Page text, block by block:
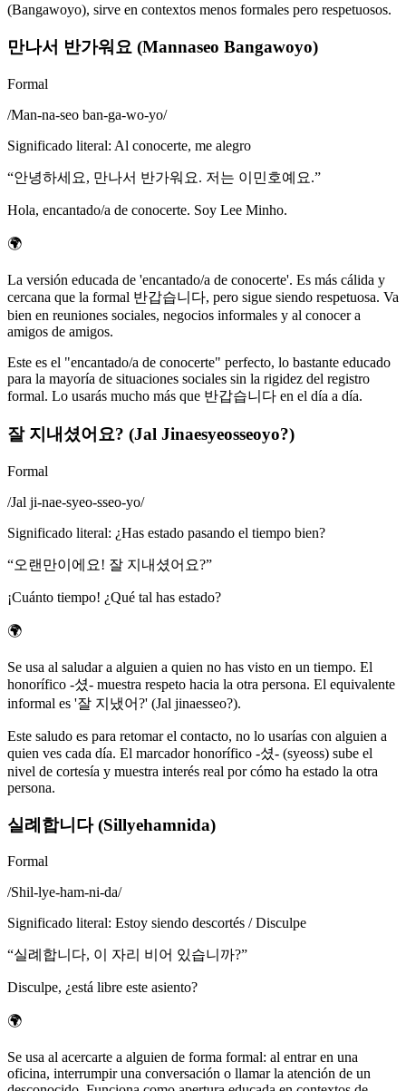
(Bangawoyo), sirve en contextos menos formales pero respetuosos.
만나서 반가워요 (Mannaseo Bangawoyo)
Formal
/Man-na-seo ban-ga-wo-yo/
Significado literal: Al conocerte, me alegro
“안녕하세요, 만나서 반가워요. 저는 이민호예요.”
Hola, encantado/a de conocerte. Soy Lee Minho.
🌍
La versión educada de 'encantado/a de conocerte'. Es más cálida y
cercana que la formal 반갑습니다, pero sigue siendo respetuosa. Va
bien en reuniones sociales, negocios informales y al conocer a
amigos de amigos.
Este es el "encantado/a de conocerte" perfecto, lo bastante educado
para la mayoría de situaciones sociales sin la rigidez del registro
formal. Lo usarás mucho más que 반갑습니다 en el día a día.
잘 지내셨어요? (Jal Jinaesyeosseoyo?)
Formal
/Jal ji-nae-syeo-sseo-yo/
Significado literal: ¿Has estado pasando el tiempo bien?
“오랜만이에요! 잘 지내셨어요?”
¡Cuánto tiempo! ¿Qué tal has estado?
🌍
Se usa al saludar a alguien a quien no has visto en un tiempo. El
honorífico -셨- muestra respeto hacia la otra persona. El equivalente
informal es '잘 지냈어?' (Jal jinaesseo?).
Este saludo es para retomar el contacto, no lo usarías con alguien a
quien ves cada día. El marcador honorífico -셨- (syeoss) sube el
nivel de cortesía y muestra interés real por cómo ha estado la otra
persona.
실례합니다 (Sillyehamnida)
Formal
/Shil-lye-ham-ni-da/
Significado literal: Estoy siendo descortés / Disculpe
“실례합니다, 이 자리 비어 있습니까?”
Disculpe, ¿está libre este asiento?
🌍
Se usa al acercarte a alguien de forma formal: al entrar en una
oficina, interrumpir una conversación o llamar la atención de un